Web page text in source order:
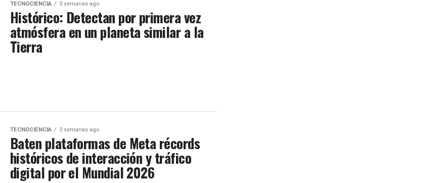
TECNOCIENCIA 3 semanas ago
Histórico: Detectan por primera vez
atmósfera en un planeta similar a la
Tierra
TECNOCIENCIA 3 semanas ago
Baten plataformas de Meta récords
históricos de interacción y tráfico
digital por el Mundial 2026